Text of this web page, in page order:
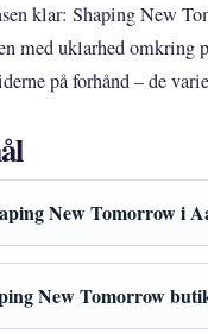
klar: Shaping New
med uklarhed
på forhånd – de
New Tomorrow i
New Tomorrow